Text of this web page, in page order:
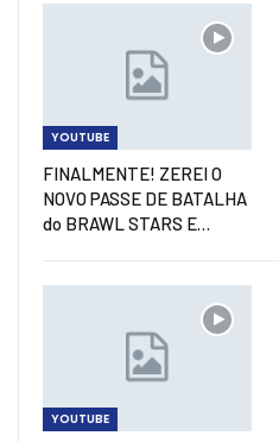
YOUTUBE
FINALMENTE! ZEREI O
NOVO PASSE DE BATALHA
do BRAWL STARS E…
YOUTUBE